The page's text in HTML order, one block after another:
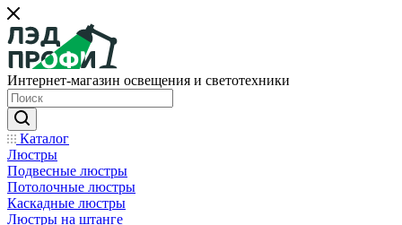
Интернет-магазин освещения и светотехники
Каталог
Люстры
Подвесные люстры
Потолочные люстры
Каскадные люстры
Люстры на штанге